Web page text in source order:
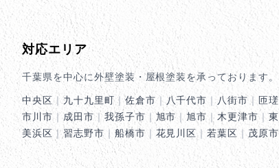
対応エリア
千葉県を中心に外壁塗装・屋根塗装を承っております
中央区｜九十九里町｜佐倉市 ｜ 八千代市 ｜ 八街市 ｜ 匝
市川市｜成田市 ｜ 我孫子市 ｜ 旭市 ｜旭市 ｜ 木更津市 ｜
美浜区 ｜習志野市 ｜ 船橋市 ｜ 花見川区 ｜若葉区 ｜ 茂原市